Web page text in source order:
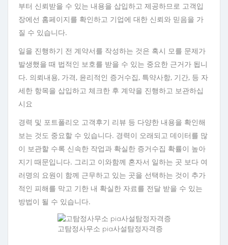
부터 신뢰받을 수 있는 내용을 삽입하고 제공하므로 고객입
장에선 홈페이지를 확인하고 기업에 대한 신뢰와 믿음을 가
질 수 있습니다.
일을 진행하기 전 계약서를 작성하는 것은 혹시 모를 문제가
발생했을 때 법적인 보호를 받을 수 있는 중요한 근거가 됩니
다. 의뢰내용, 가격, 윤리적인 증거수집, 특약사항, 기간, 등 자
세한 항목을 삽입하고 체크한 후 계약을 진행하고 보관하십
시요
경력 및 포트폴리오 고객후기 리뷰 등 다양한 내용을 확인해
보는 것도 중요할 수 있습니다. 경력이 오래되고 데이터를 많
이 보관할 수록 신속한 작업과 확실한 증거수집 확률이 높아
지기 때문입니다. 그리고 이와함께 혼자서 일하는 곳 보다 여
러명의 요원이 함께 근무하고 있는 곳을 선택하는 것이 추가
적인 피해를 막고 기한 내 확실한 자료를 전달 받을 수 있는
방법이 될 수 있습니다.
고탐정사무소 pia사설탐정자격증